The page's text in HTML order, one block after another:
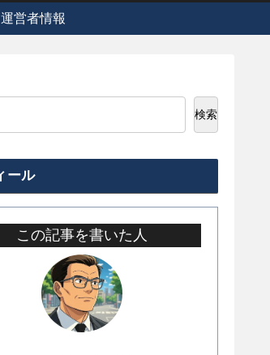
運営者情報
検索
ール
この記事を書いた人